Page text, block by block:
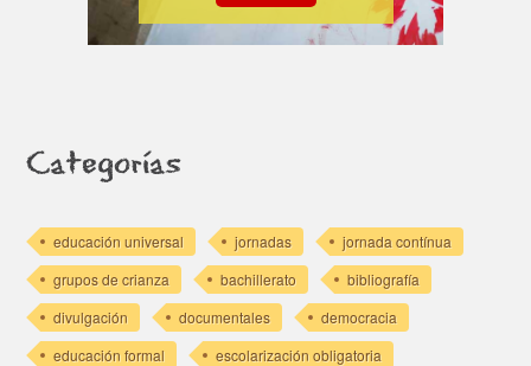
Categorías
educación universal jornadas
jornada contínua
grupos de crianza
bachillerato
bibliografía
divulgación
documentales
democracia
educación formal
escolarización obligatoria